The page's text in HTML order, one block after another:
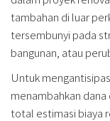
tambahan di luar
tersembunyi pada
bangunan, atau
Untuk
menambahkan
total estimasi biaya